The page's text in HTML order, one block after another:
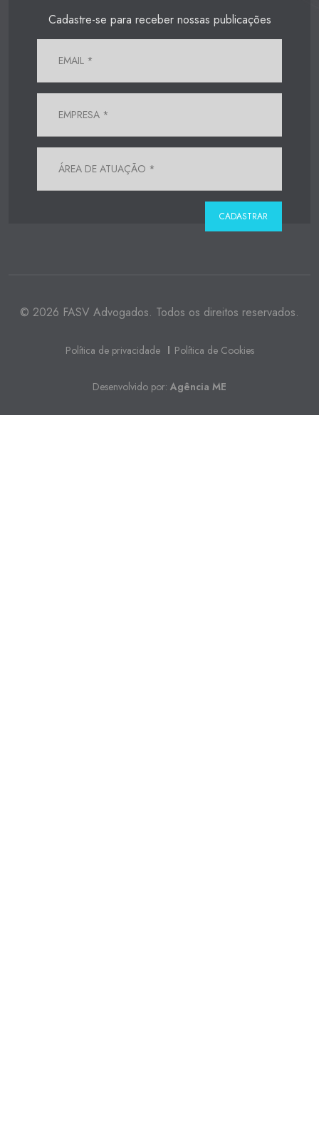
Cadastre-se para receber nossas publicações
© 2026 FASV Advogados. Todos os direitos reservados.
Política de privacidade Política de Cookies
Desenvolvido por: Agência ME